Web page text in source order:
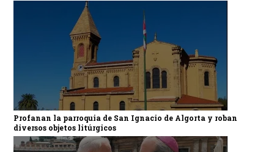
Profanan la parroquia de San Ignacio de Algorta y roban
diversos objetos litúrgicos